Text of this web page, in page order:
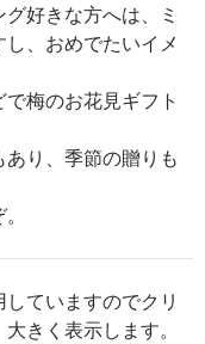
好きな方へは、ミ
、おめでたいイメ
梅のお花見ギフト
あり、季節の贈りも
ていますのでクリ
きく表示します。